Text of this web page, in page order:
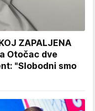
ZAPALJENA
Otočac dve
"Slobodni smo